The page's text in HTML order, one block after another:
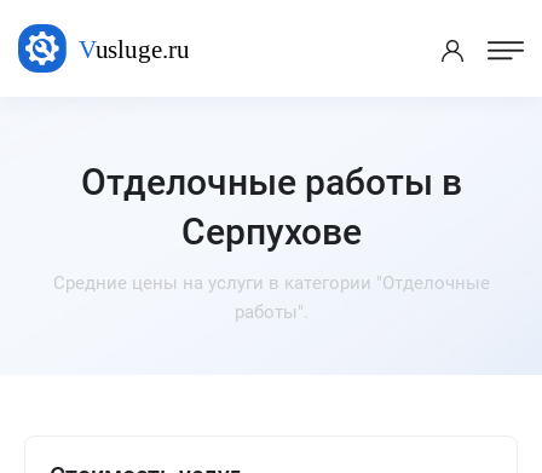
Отделочные работы в
Серпухове
Средние цены на услуги в категории "Отделочные
работы".